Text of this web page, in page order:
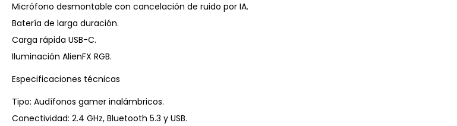
Micrófono desmontable con cancelación de ruido por IA.
Batería de larga duración.
Carga rápida USB-C.
Iluminación AlienFX RGB.
Especificaciones técnicas
Tipo: Audífonos gamer inalámbricos.
Conectividad: 2.4 GHz, Bluetooth 5.3 y USB.